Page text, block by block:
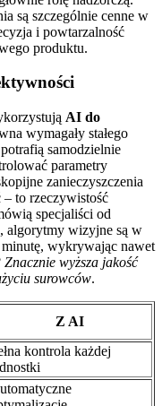
są szczególnie cenne w
i powtarzalność
produktu.
AI do
wymagały stałego
samodzielnie
parametry
zanieczyszczenia
– to rzeczywistość
specjaliści od
algorytmy wizyjne są w
minutę, wykrywając nawet
Znacznie wyższa jakość
surowców.
Z AI
kontrola każdej